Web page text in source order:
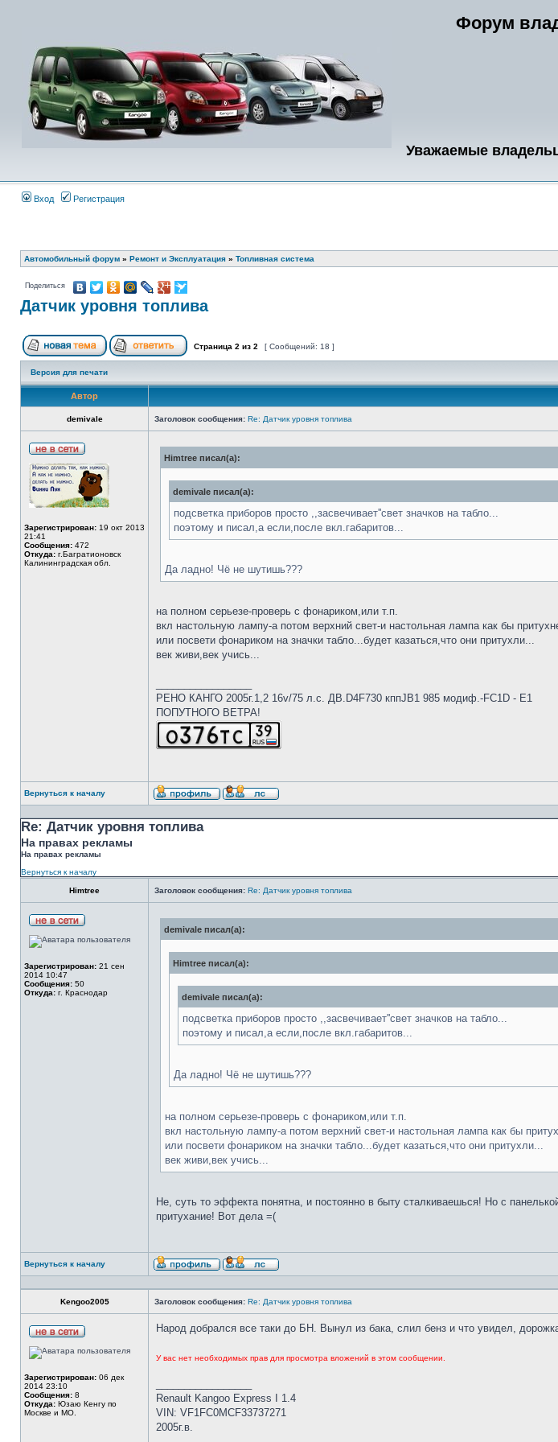
Форум
Уважаемые
Вход Регистрация
Автомобильный форум » Ремонт и Эксплуатация » Топливная система
Поделиться
Датчик уровня топлива
Страница 2 из 2 [ Сообщений: 18 ]
Версия для печати
Автор
demivale Заголовок сообщения: Re: Датчик уровня топлива
Зарегистрирован: 19 окт 2013
21:41
Сообщения: 472
Откуда: г.Багратионовск
Калининградская обл.
Himtree писал(а):
demivale писал(а):
подсветка приборов просто ,,засвечивает''свет значков на табло...
поэтому и писал,а если,после вкл.габаритов...
Да ладно! Чё не шутишь???
на полном серьезе-проверь с фонариком,или т.п.
вкл настольную лампу-а потом верхний свет-и настольная лампа как бы
или посвети фонариком на значки табло...будет казаться,что они притухли...
век живи,век учись...
РЕНО КАНГО 2005г.1,2 16v/75 л.с. ДВ.D4F730 кппJB1 985 модиф.-FC1D - E1
ПОПУТНОГО ВЕТРА!
Вернуться к началу
Re: Датчик уровня топлива
На правах рекламы
На правах рекламы
Вернуться к началу
Himtree Заголовок сообщения: Re: Датчик уровня топлива
Зарегистрирован: 21 сен
2014 10:47
Сообщения: 50
Откуда: г. Краснодар
demivale писал(а):
Himtree писал(а):
demivale писал(а):
подсветка приборов просто ,,засвечивает''свет значков на табло...
поэтому и писал,а если,после вкл.габаритов...
Да ладно! Чё не шутишь???
на полном серьезе-проверь с фонариком,или т.п.
вкл настольную лампу-а потом верхний свет-и настольная лампа как бы
или посвети фонариком на значки табло...будет казаться,что они притухли...
век живи,век учись...
Не, суть то эффекта понятна, и постоянно в быту сталкиваешься! Но с
притухание! Вот дела =(
Вернуться к началу
Kengoo2005 Заголовок сообщения: Re: Датчик уровня топлива
Зарегистрирован: 06 дек
2014 23:10
Сообщения: 8
Откуда: Юзаю Кенгу по
Москве и МО.
Народ добрался все таки до БН. Вынул из бака, слил бенз и что увидел,
У вас нет необходимых прав для просмотра вложений в этом сообщении.
Renault Kangoo Express I 1.4
VIN: VF1FC0MCF33737271
2005г.в.